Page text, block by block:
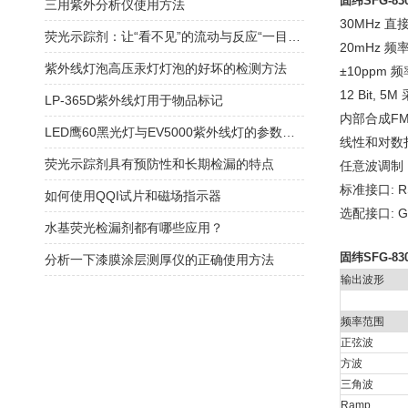
30MHz 直
20mHz 频
±10ppm 频
12 Bit, 5M
内部合成
线性和对数
任意波调制
标准接口:
选配接口:
固纬SFG-
输出波形
频率范围
正弦波
方波
三角波
Ramp
三用紫外分析仪使用方法
紫外线灯泡高压汞灯灯泡的好坏的检测方法
LP-365D紫外线灯用于物品标记
荧光示踪剂具有预防性和长期检漏的特点
如何使用QQI试片和磁场指示器
水基荧光检漏剂都有哪些应用？
分析一下漆膜涂层测厚仪的正确使用方法